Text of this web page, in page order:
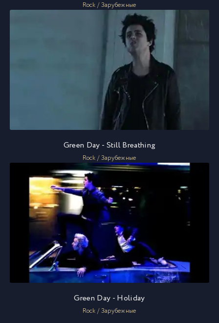
Rock / Зарубежные
Green Day - Still Breathing
Rock / Зарубежные
Green Day - Holiday
Rock / Зарубежные